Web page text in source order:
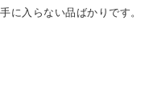
に入らない品ばかりです。